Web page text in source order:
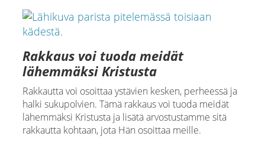
Rakkaus voi tuoda meidät
lähemmäksi Kristusta
Rakkautta voi osoittaa ystävien kesken, perheessä ja
halki sukupolvien. Tämä rakkaus voi tuoda meidät
lähemmäksi Kristusta ja lisätä arvostustamme sitä
rakkautta kohtaan, jota Hän osoittaa meille.